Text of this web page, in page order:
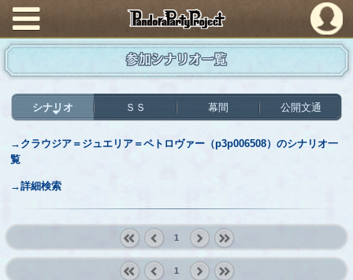
PandoraPartyProject
参加シナリオ一覧
シナリオ ＳＳ 幕間 公開文通
→クラウジア＝ジュエリア＝ペトロヴァー（p3p006508）のシナリオ一
覧
→詳細検索
« first
‹
prev
1
next › last »
1